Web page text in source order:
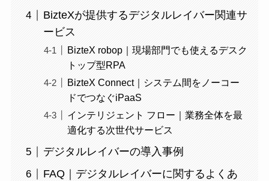
BizteXが提供するデジタルレイバー関連サ
ービス
BizteX robop｜現場部門でも使えるデスク
トップ型RPA
BizteX Connect｜システム間をノーコー
ドでつなぐiPaaS
インテリジェント フロー｜業務全体を最
適化する次世代サービス
デジタルレイバーの導入事例
FAQ｜デジタルレイバーに関するよくあ